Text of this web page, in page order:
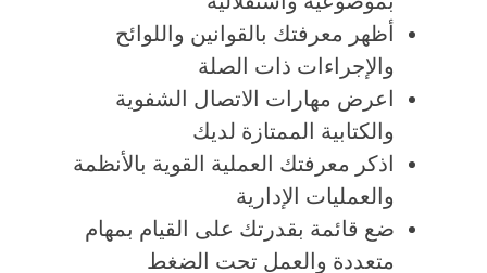
أظهر معرفتك بالقوانين واللوائح
والإجراءات ذات الصلة
اعرض مهارات الاتصال الشفوية
والكتابية الممتازة لديك
اذكر معرفتك العملية القوية بالأنظمة
والعمليات الإدارية
ضع قائمة بقدرتك على القيام بمهام
متعددة والعمل تحت الضغط